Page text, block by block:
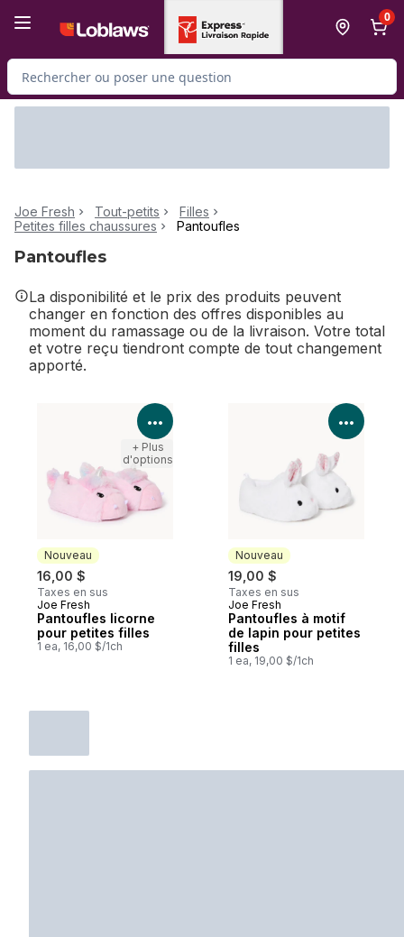
0
Rechercher des produits
Joe Fresh Tout-petits
Filles
Petites filles chaussures
Pantoufles
Pantoufles
La disponibilité et le prix des produits peuvent
changer en fonction des offres disponibles au
moment du ramassage ou de la livraison. Votre total
et votre reçu tiendront compte de tout changement
apporté.
Nouveau
16,00 $
Taxes en sus
Nouveau
Joe Fresh
Pantoufles licorne
pour petites filles
1 ea, 16,00 $/1ch
Voir les détails du produit
+ Plus
d'options
Nouveau
19,00 $
Taxes en sus
Nouveau
Joe Fresh
Pantoufles à motif
de lapin pour petites
filles
1 ea, 19,00 $/1ch
Voir